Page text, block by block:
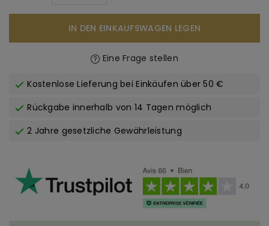
IN DEN EINKAUFSWAGEN LEGEN
Eine Frage stellen
Kostenlose Lieferung bei Einkäufen über 50 €
Rückgabe innerhalb von 14 Tagen möglich
2 Jahre gesetzliche Gewährleistung